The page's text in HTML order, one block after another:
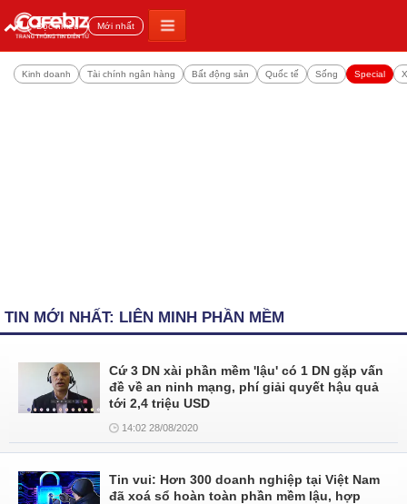
Đọc nhiều Mới nhất
Kinh doanh Tài chính ngân hàng Bất động sản Quốc tế Sống Special
TIN MỚI NHẤT: LIÊN MINH PHẦN MỀM
Cứ 3 DN xài phần mềm 'lậu' có 1 DN gặp vấn
đề về an ninh mạng, phí giải quyết hậu quả
tới 2,4 triệu USD
14:02 28/08/2020
Tin vui: Hơn 300 doanh nghiệp tại Việt Nam
đã xoá sổ hoàn toàn phần mềm lậu, hợp